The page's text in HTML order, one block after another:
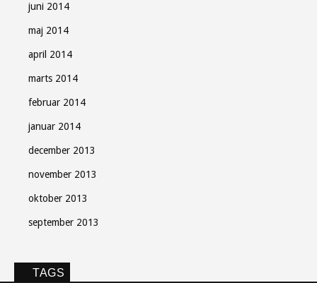
juni 2014
maj 2014
april 2014
marts 2014
februar 2014
januar 2014
december 2013
november 2013
oktober 2013
september 2013
TAGS